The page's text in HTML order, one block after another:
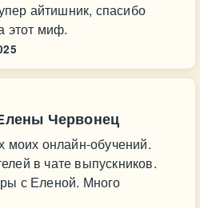
айтишник, спасибо
этот миф.
Червонец
моих онлайн-обучений.
в чате выпускников.
с Еленой. Много